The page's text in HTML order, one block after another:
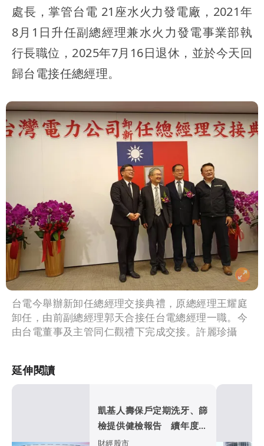
處長，掌管台電 21座水火力發電廠，2021年
8月1日升任副總經理兼水火力發電事業部執
行長職位，2025年7月16日退休，並於今天回
歸台電接任總經理。
台電今舉辦新卸任總經理交接典禮，原總經理王耀庭
卸任，由前副總經理郭天合接任台電總經理一職。今
由台電董事及主管同仁觀禮下完成交接。許麗珍攝
延伸閱讀
凱基人壽保戶定期洗牙、篩
檢提供健檢報告 續年度保
費最高折減11%
財經股市